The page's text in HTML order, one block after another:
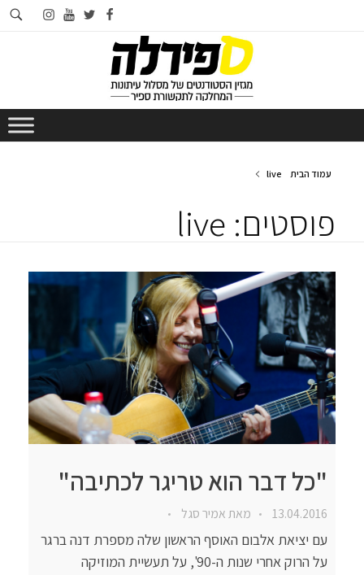
facebook
twitter
youtube
instagram
עמוד הבית live
פוסטים: live
"כל דבר הוא טריגר לכתיבה"
13.04.2016 מאתאמיר סגל
עם יציאת אלבום האוסף הראשון שלה מספרת דנה ברגר
על הרוק אחרי שנות ה-90', על תעשיית המוזיקה